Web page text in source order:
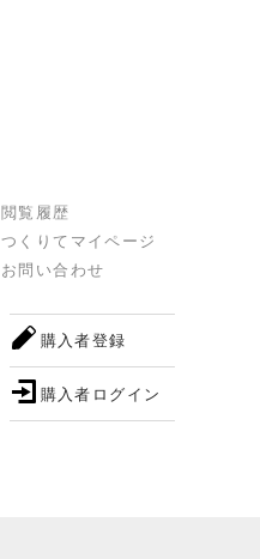
閲覧履歴
つくりてマイページ
お問い合わせ
購入者登録
購入者ログイン